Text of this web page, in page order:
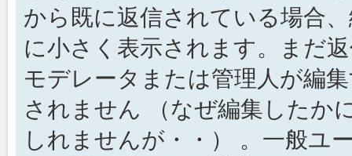
から既に返信されている場合
に小さく表示されます。まだ
モデレータまたは管理人が編
されません （なぜ編集したか
しれませんが・・） 。一般ユ